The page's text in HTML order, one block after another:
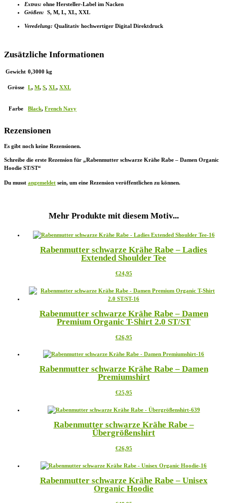
Extras: ohne Hersteller-Label im Nacken
Größen: S, M, L, XL, XXL
Veredelung: Qualitativ hochwertiger Digital Direktdruck
Zusätzliche Informationen
Gewicht 0,3000 kg
Grösse L, M, S, XL, XXL
Farbe Black, French Navy
Rezensionen
Es gibt noch keine Rezensionen.
Schreibe die erste Rezension für „Rabenmutter schwarze Krähe Rabe – Damen Organic
Hoodie ST/ST“
Du musst angemeldet sein, um eine Rezension veröffentlichen zu können.
Mehr Produkte mit diesem Motiv...
Rabenmutter schwarze Krähe Rabe – Ladies
Extended Shoulder Tee
€24,95Dieses
weist
mehrere
auf.
Die
können
der
gewählt
werden
Rabenmutter schwarze Krähe Rabe – Damen
Premium Organic T-Shirt 2.0 ST/ST
€26,95Dieses
weist
Varianten
auf.
Optionen
auf
Produktseite
gewählt
Rabenmutter schwarze Krähe Rabe – Damen
Premiumshirt
€25,95Dieses
weist
Varianten
auf.
Optionen
auf
Produktseite
gewählt
Rabenmutter schwarze Krähe Rabe –
Übergrößenshirt
€26,95Dieses
weist
Varianten
auf.
Rabenmutter schwarze Krähe Rabe – Unisex
Organic Hoodie